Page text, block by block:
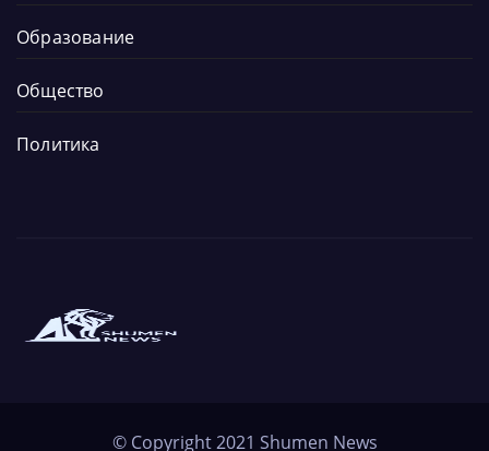
Образование
Общество
Политика
© Copyright 2021 Shumen News